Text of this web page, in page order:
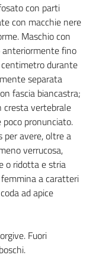
con parti
con macchie nere
Maschio con
fino
durante
separata
fascia biancastra;
cresta vertebrale
pronunciato.
per avere, oltre a
verrucosa,
o ridotta e stria
a caratteri
ad apice
Fuori